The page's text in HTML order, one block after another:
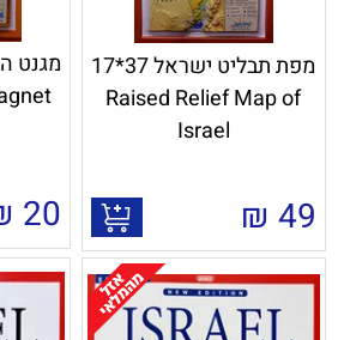
מפת תבליט ישראל 37*17
Raised Relief Map of
Israel
49
₪
20